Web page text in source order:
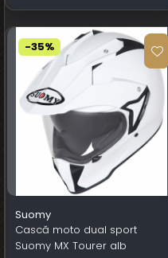
-35%
Suomy
Cască moto dual sport
Suomy MX Tourer alb